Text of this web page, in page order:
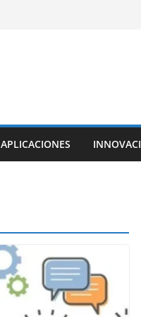
APLICACIONES